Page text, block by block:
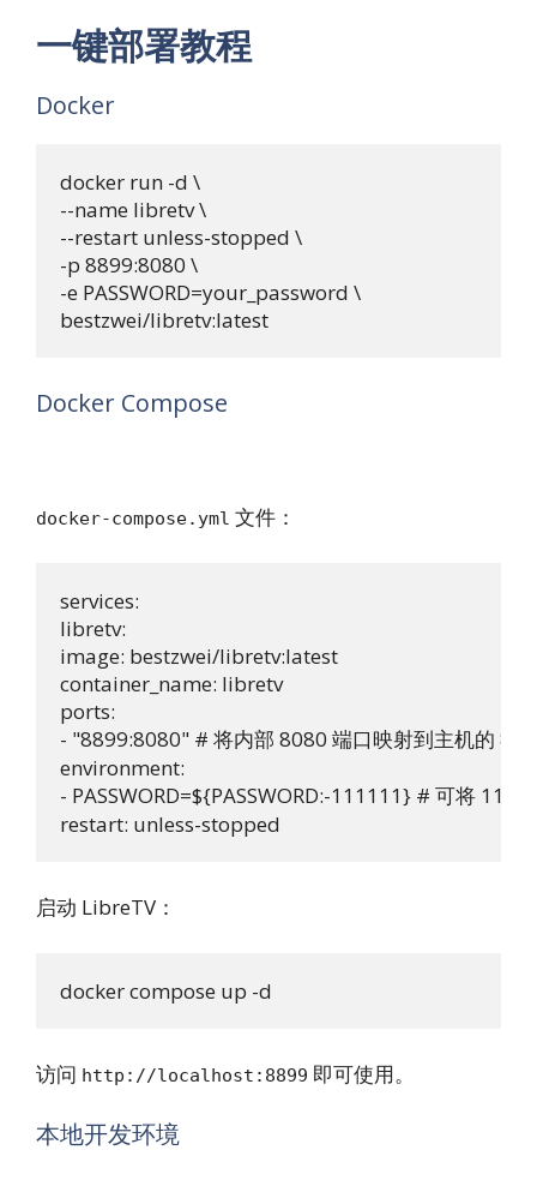
一键部署教程
Docker
docker run -d \
--name libretv \
--restart unless-stopped \
-p 8899:8080 \
-e PASSWORD=your_password \
bestzwei/libretv:latest
Docker Compose
docker-compose.yml 文件：
services:
libretv:
image: bestzwei/libretv:latest
container_name: libretv
ports:
- "8899:8080" # 将内部 8080 端口映射到主机的
environment:
- PASSWORD=${PASSWORD:-111111} # 可将
restart: unless-stopped
启动 LibreTV：
docker compose up -d
访问 http://localhost:8899 即可使用。
本地开发环境